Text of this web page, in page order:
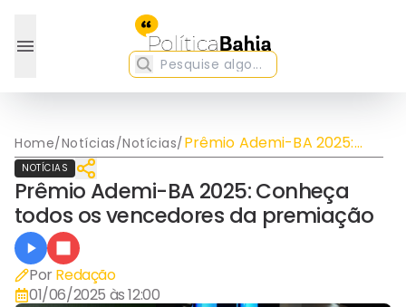
Home/Notícias/Notícias/Prêmio Ademi-BA 2025:
Conheça todos os
NOTÍCIAS
Prêmio Ademi-BA 2025: Conheça
todos os vencedores da premiação
Por Redação
01/06/2025 às 12:00